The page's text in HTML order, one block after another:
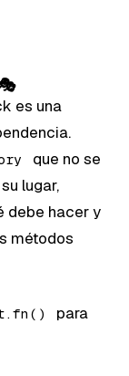
es una
que no se
lugar,
debe hacer y
métodos
para